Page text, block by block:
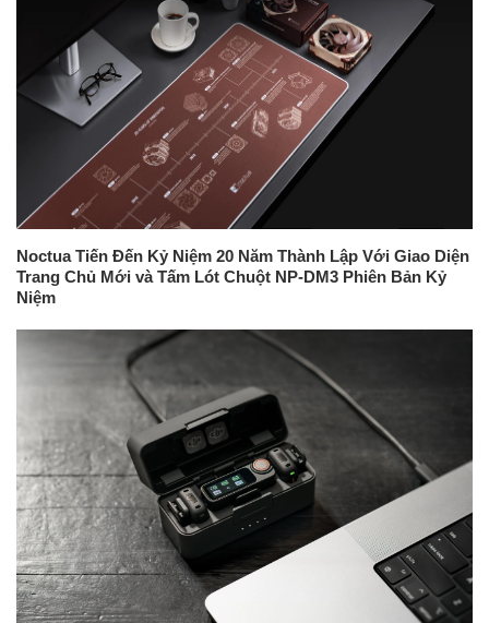
Noctua Tiến Đến Kỷ Niệm 20 Năm Thành Lập Với Giao Diện
Trang Chủ Mới và Tấm Lót Chuột NP-DM3 Phiên Bản Kỷ
Niệm